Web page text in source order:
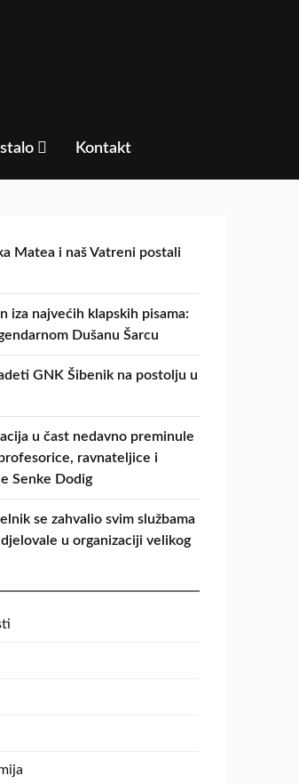
Kontakt
Matea i naš Vatreni postali
iza najvećih klapskih pisama:
Dušanu Šarcu
GNK Šibenik na postolju u
u čast nedavno preminule
ravnateljice i
Senke Dodig
se zahvalio svim službama
u organizaciji velikog